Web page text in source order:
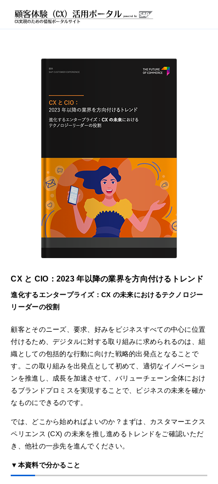
CX と CIO：2023 年以降の業界を方向付けるトレンド
進化するエンタープライズ：CX の未来におけるテクノロジー
リーダーの役割
顧客とそのニーズ、要求、好みをビジネスすべての中心に位置
付けるため、デジタルに対する取り組みに求められるのは、組
織としての包括的な行動に向けた戦略的出発点となることで
す。この取り組みを出発点として初めて、適切なイノベーショ
ンを推進し、成長を加速させて、バリューチェーン全体におけ
るブランドプロミスを実現することで、ビジネスの未来を確か
なものにできるのです。
では、どこから始めればよいのか？まずは、カスタマーエクス
ペリエンス (CX) の未来を推し進めるトレンドをご確認いただ
き、他社の一歩先を進んでください。
▼本資料で分かること